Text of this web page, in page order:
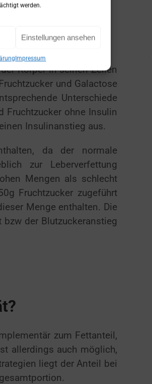
werden.
Einstellungen ansehen
Impressum
Körper in seinen Zellen
und Galactose
Unterschiede
Fruchtzucker ohne Insulin
Insulinanstieg aus.
da der normale
zur Leberverfettung
Mengen als schlecht
Fruchtzucker zugeführt
Menge enthalten. Die
der Blutzuckeranstieg
zum Fettanteil,
allerdings auch möglich,
liegt der Anteil bei